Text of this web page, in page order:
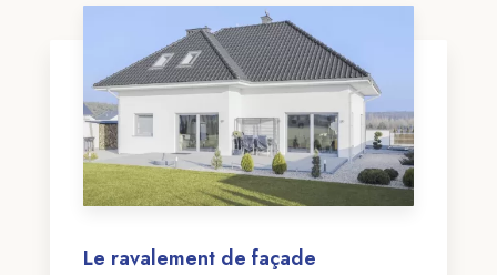
Le ravalement de façade